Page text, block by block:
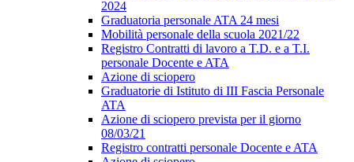
2024
Graduatoria personale ATA 24 mesi
Mobilità personale della scuola 2021/22
Registro Contratti di lavoro a T.D. e a T.I.
personale Docente e ATA
Azione di sciopero
Graduatorie di Istituto di III Fascia Personale
ATA
Azione di sciopero prevista per il giorno
08/03/21
Registro contratti personale Docente e ATA